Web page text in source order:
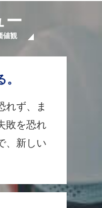
ー
値観
れず、ま
敗を恐れ
、新しい